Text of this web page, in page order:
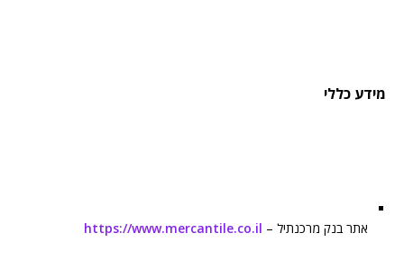
מידע כללי
אתר בנק מרכנתיל – https://www.mercantile.co.il